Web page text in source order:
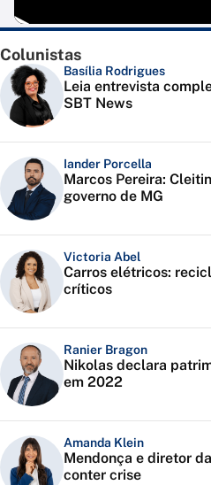
Colunistas
Basília Rodrigues
Leia entrevista
SBT News
Iander Porcella
Marcos Pereira:
governo de MG
Victoria Abel
Carros elétricos:
críticos
Ranier Bragon
Nikolas declara
em 2022
Amanda Klein
Mendonça e diretor
conter crise